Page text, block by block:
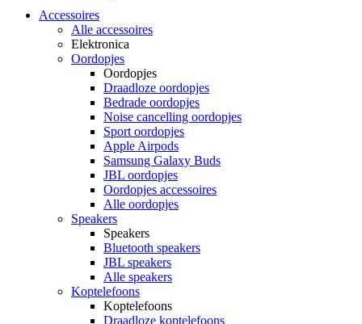
Accessoires
Alle accessoires
Elektronica
Oordopjes
Oordopjes
Draadloze oordopjes
Bedrade oordopjes
Noise cancelling oordopjes
Sport oordopjes
Apple Airpods
Samsung Galaxy Buds
JBL oordopjes
Oordopjes accessoires
Alle oordopjes
Speakers
Speakers
Bluetooth speakers
JBL speakers
Alle speakers
Koptelefoons
Koptelefoons
Draadloze koptelefoons